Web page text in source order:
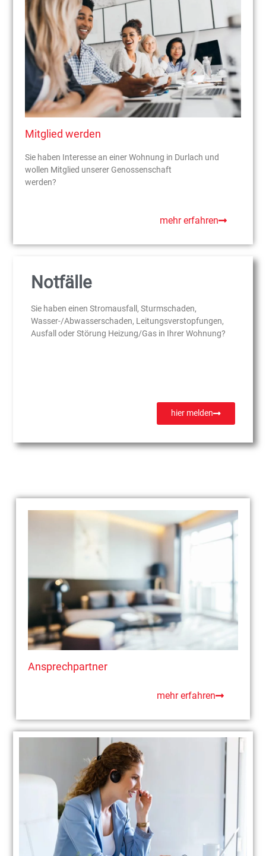
Mitglied werden
Sie haben Interesse an einer Wohnung in Durlach und
wollen Mitglied unserer Genossenschaft
werden?
mehr erfahren
Notfälle
Sie haben einen Stromausfall, Sturmschaden,
Wasser-/Abwasserschaden, Leitungsverstopfungen,
Ausfall oder Störung Heizung/Gas in Ihrer Wohnung?
hier melden
Ansprechpartner
mehr erfahren